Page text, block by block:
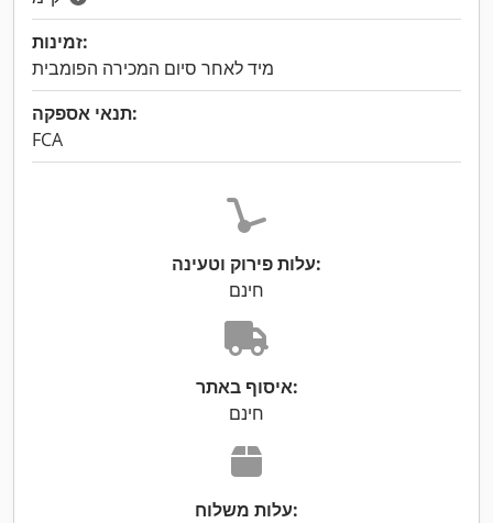
זמינות:
מיד לאחר סיום המכירה הפומבית
תנאי אספקה:
FCA
עלות פירוק וטעינה:
חינם
איסוף באתר:
חינם
עלות משלוח: